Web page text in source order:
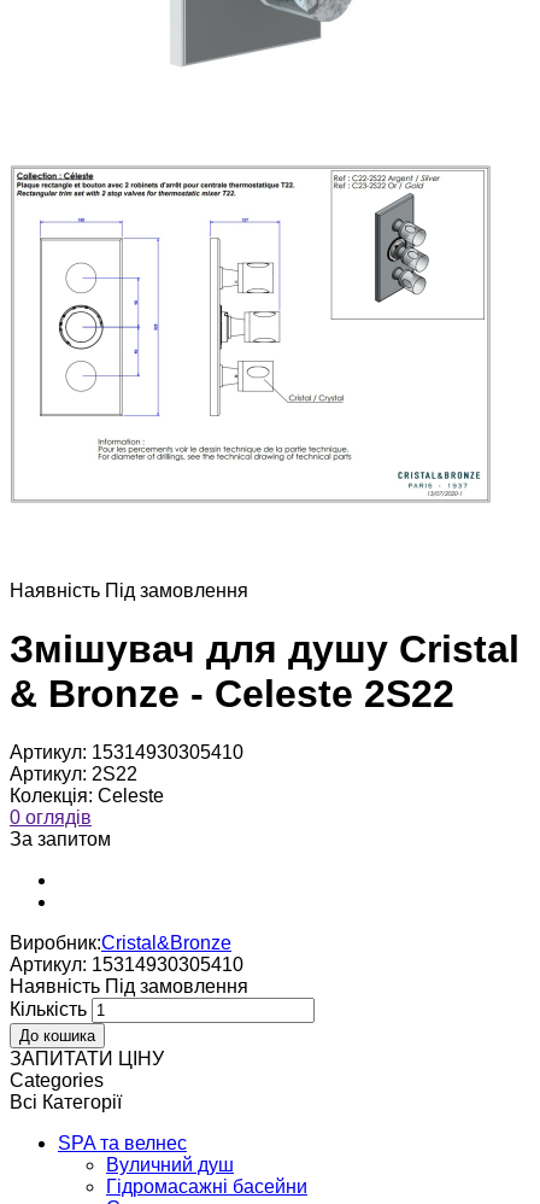
Наявнiсть Пiд замовлення
Змішувач для душу Cristal
& Bronze - Celeste 2S22
Артикул: 15314930305410
Артикул: 2S22
Колекція: Celeste
0 оглядів
За запитом
Виробник:Cristal&Bronze
Артикул: 15314930305410
Наявнiсть Пiд замовлення
Кількість
ЗАПИТАТИ ЦІНУ
Categories
Всі Категорії
SPA та велнес
Вуличний душ
Гідромасажні басейни